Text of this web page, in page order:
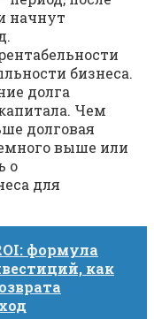
начнут
бизнеса.
долга
Чем
долговая
выше или
о
для
формула
как